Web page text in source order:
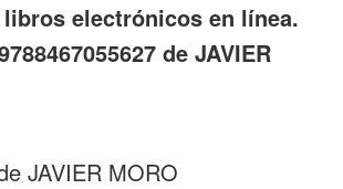
libros electrónicos en línea.
de JAVIER
JAVIER MORO